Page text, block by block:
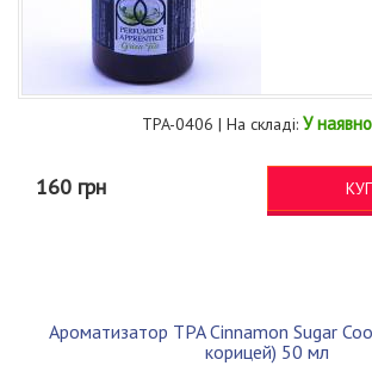
TPA-0406 | На складі: У
160 грн
Ароматизатор TPA Cinnamon Sugar
корицей) 50 мл